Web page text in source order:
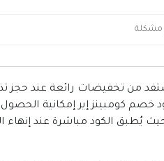
مشكلة
من تخفيضات رائعة عند حجز
خصم كومبينز إير إمكانية
يُطبق الكود مباشرة عند إنهاء